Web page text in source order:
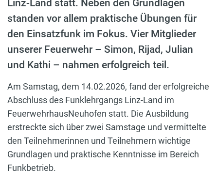
Linz-Land statt. Neben den Grundlagen
standen vor allem praktische Übungen für
den Einsatzfunk im Fokus. Vier Mitglieder
unserer Feuerwehr – Simon, Rijad, Julian
und Kathi – nahmen erfolgreich teil.
Am Samstag, dem 14.02.2026, fand der erfolgreiche
Abschluss des Funklehrgangs Linz-Land im
FeuerwehrhausNeuhofen statt. Die Ausbildung
erstreckte sich über zwei Samstage und vermittelte
den Teilnehmerinnen und Teilnehmern wichtige
Grundlagen und praktische Kenntnisse im Bereich
Funkbetrieb.